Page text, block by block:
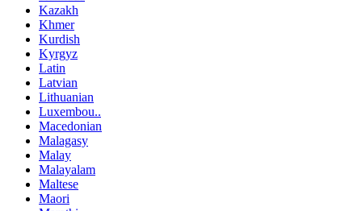
Kazakh
Khmer
Kurdish
Kyrgyz
Latin
Latvian
Lithuanian
Luxembou..
Macedonian
Malagasy
Malay
Malayalam
Maltese
Maori